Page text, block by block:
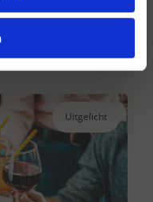
Uitgelicht